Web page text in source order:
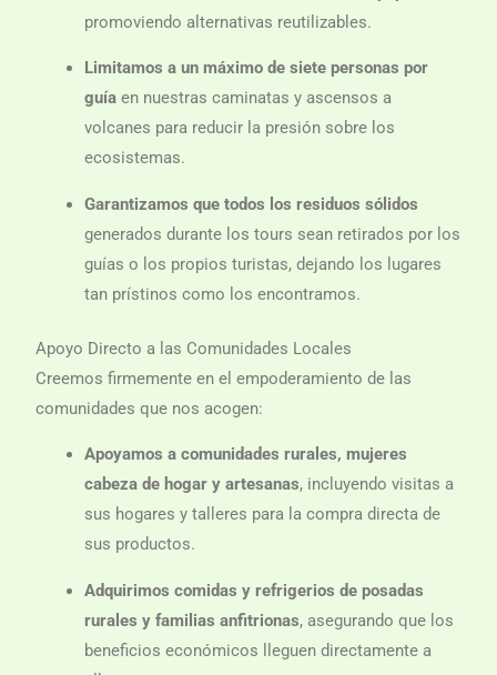
promoviendo alternativas reutilizables.
Limitamos a un máximo de siete personas por
guía en nuestras caminatas y ascensos a
volcanes para reducir la presión sobre los
ecosistemas.
Garantizamos que todos los residuos sólidos
generados durante los tours sean retirados por los
guías o los propios turistas, dejando los lugares
tan prístinos como los encontramos.
Apoyo Directo a las Comunidades Locales
Creemos firmemente en el empoderamiento de las
comunidades que nos acogen:
Apoyamos a comunidades rurales, mujeres
cabeza de hogar y artesanas, incluyendo visitas a
sus hogares y talleres para la compra directa de
sus productos.
Adquirimos comidas y refrigerios de posadas
rurales y familias anfitrionas, asegurando que los
beneficios económicos lleguen directamente a